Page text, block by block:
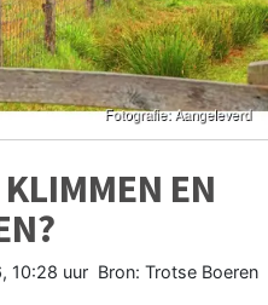
EN
10:28 uur Bron: Trotse Boeren